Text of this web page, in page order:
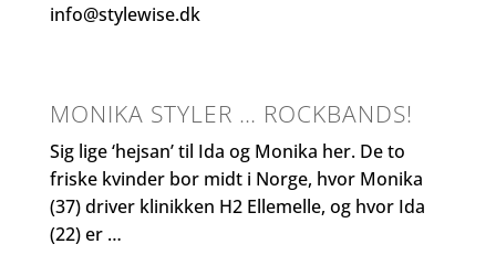
info@stylewise.dk
MONIKA STYLER … ROCKBANDS!
Sig lige ‘hejsan’ til Ida og Monika her. De to
friske kvinder bor midt i Norge, hvor Monika
(37) driver klinikken H2 Ellemelle, og hvor Ida
(22) er …